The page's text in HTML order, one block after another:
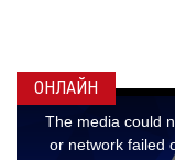
ОНЛАЙН